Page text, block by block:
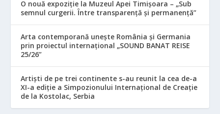
O nouă expoziție la Muzeul Apei Timișoara – „Sub
semnul curgerii. Între transparență și permanență”
Arta contemporană unește România și Germania
prin proiectul internațional „SOUND BANAT REISE
25/26”
Artiști de pe trei continente s-au reunit la cea de-a
XI-a ediție a Simpozionului Internațional de Creație
de la Kostolac, Serbia